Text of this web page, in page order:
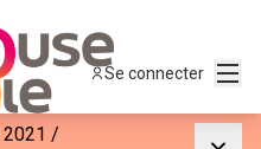
Se connecter
/